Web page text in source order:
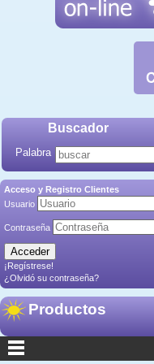
Buscador
Palabra
Acceso y Registro Clientes
Usuario
Contraseña
¡Regístrese!
¿Olvidó su contraseña?
Productos